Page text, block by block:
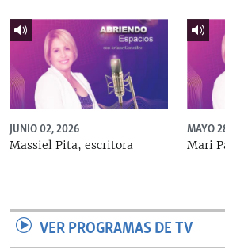
JUNIO 02, 2026
Massiel Pita, escritora
MAYO
Mari
VER PROGRAMAS DE TV